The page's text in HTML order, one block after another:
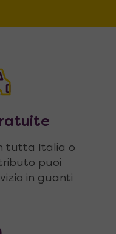
tutta Italia o
puoi
in guanti